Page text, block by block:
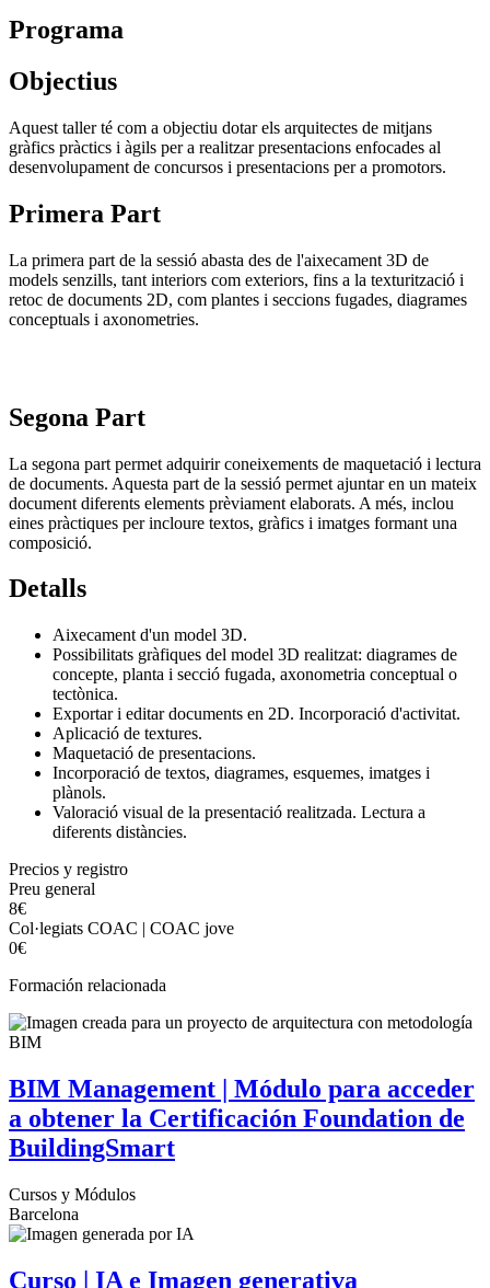
Programa
Objectius
Aquest taller té com a objectiu dotar els arquitectes de mitjans
gràfics pràctics i àgils per a realitzar presentacions enfocades al
desenvolupament de concursos i presentacions per a promotors.
Primera Part
La primera part de la sessió abasta des de l'aixecament 3D de
models senzills, tant interiors com exteriors, fins a la texturització i
retoc de documents 2D, com plantes i seccions fugades, diagrames
conceptuals i axonometries.
Segona Part
La segona part permet adquirir coneixements de maquetació i lectura
de documents. Aquesta part de la sessió permet ajuntar en un mateix
document diferents elements prèviament elaborats. A més, inclou
eines pràctiques per incloure textos, gràfics i imatges formant una
composició.
Detalls
Aixecament d'un model 3D.
Possibilitats gràfiques del model 3D realitzat: diagrames de
concepte, planta i secció fugada, axonometria conceptual o
tectònica.
Exportar i editar documents en 2D. Incorporació d'activitat.
Aplicació de textures.
Maquetació de presentacions.
Incorporació de textos, diagrames, esquemes, imatges i
plànols.
Valoració visual de la presentació realitzada. Lectura a
diferents distàncies.
Precios y registro
Preu general
8€
Col·legiats COAC | COAC jove
0€
Formación relacionada
BIM Management | Módulo para acceder
a obtener la Certificación Foundation de
BuildingSmart
Cursos y Módulos
Barcelona
Curso | IA e Imagen generativa